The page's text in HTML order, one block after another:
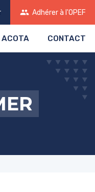
group Adhérerà l'OPEF
ACOTA CONTACT